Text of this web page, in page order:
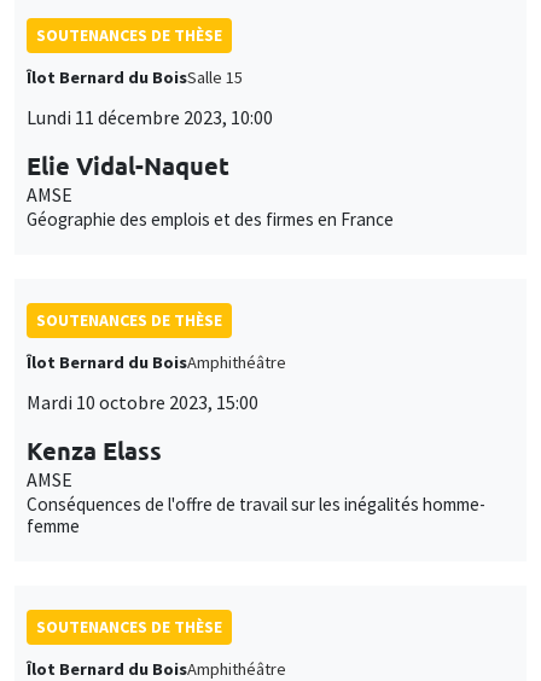
SOUTENANCES DE THÈSE
Îlot Bernard du BoisSalle 15
Lundi 11 décembre 2023, 10:00
Elie Vidal-Naquet
AMSE
Géographie des emplois et des firmes en France
SOUTENANCES DE THÈSE
Îlot Bernard du BoisAmphithéâtre
Mardi 10 octobre 2023, 15:00
Kenza Elass
AMSE
Conséquences de l'offre de travail sur les inégalités homme-
femme
SOUTENANCES DE THÈSE
Îlot Bernard du BoisAmphithéâtre